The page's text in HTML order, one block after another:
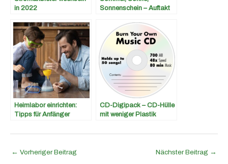
in 2022
Sonnenschein – Auftakt
Heimlabor einrichten:
Tipps für Anfänger
CD-Digipack – CD-Hülle
mit weniger Plastik
← Vorheriger Beitrag Nächster Beitrag →